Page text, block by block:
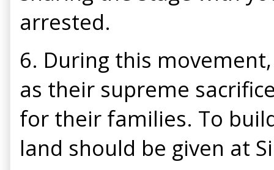
arrested.
6. During this
as their supreme
for their families. To
land should be given at